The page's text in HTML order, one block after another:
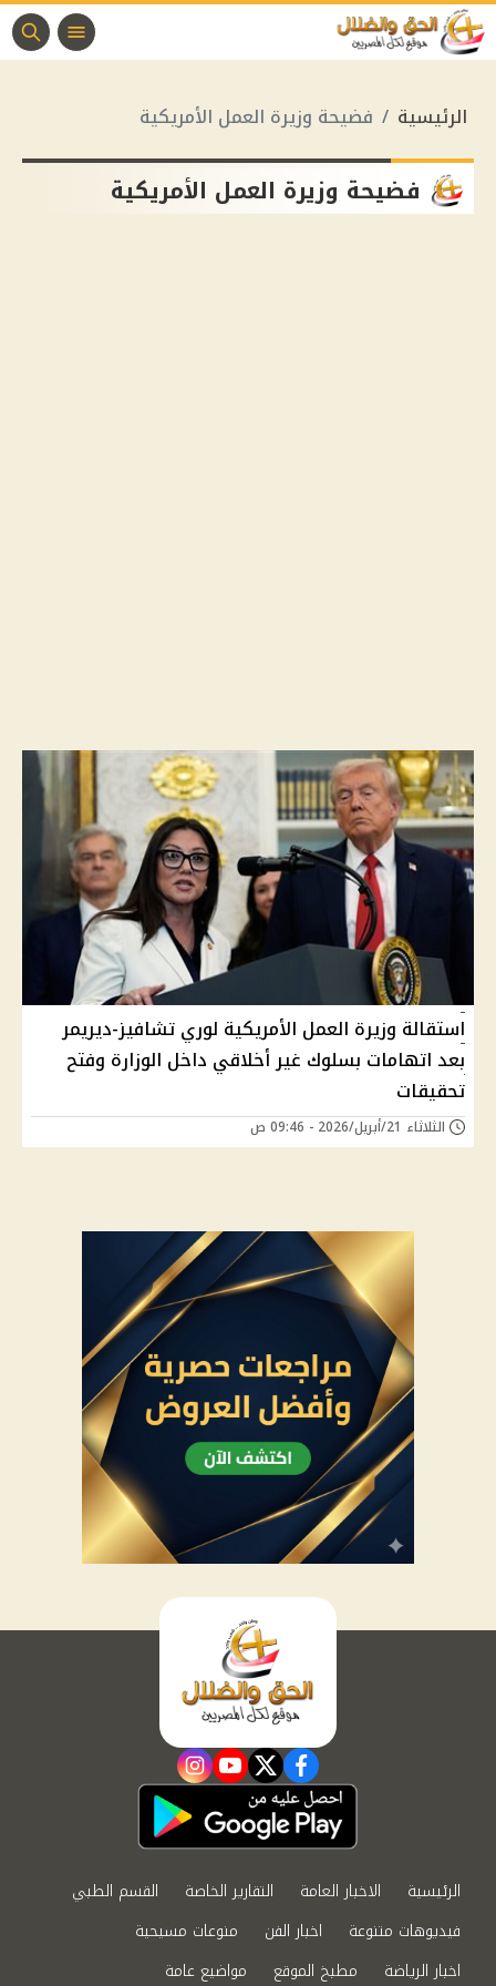
الرئيسية فضيحة وزيرة العمل الأمريكية
فضيحة وزيرة العمل الأمريكية
استقالة وزيرة العمل الأمريكية لوري تشافيز-ديريمر
بعد اتهامات بسلوك غير أخلاقي داخل الوزارة وفتح
تحقيقات
الثلاثاء 21/أبريل/2026 - 09:46 ص
facebook
twitter
youtube
instagram
الرئيسية الاخبار العامة التقارير الخاصة
القسم الطبي
فيديوهات متنوعة
اخبار الفن
منوعات مسيحية
اخبار الرياضة
مطبخ الموقع مواضيع عامة